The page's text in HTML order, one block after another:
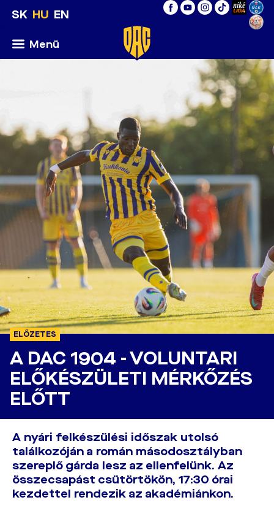
SK HU EN
Menü
ELŐZETES
A DAC 1904 - VOLUNTARI
ELŐKÉSZÜLETI MÉRKŐZÉS
ELŐTT
A nyári felkészülési időszak utolsó
találkozóján a román másodosztályban
szereplő gárda lesz az ellenfelünk. Az
összecsapást csütörtökön, 17:30 órai
kezdettel rendezik az akadémiánkon.